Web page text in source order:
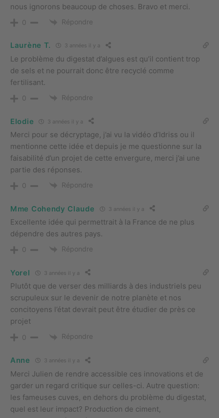
nous ignorons beaucoup de choses. Bravo et merci.
0 Répondre
Laurène T. 3 années il y a
Le problème du digestat d’algues est qu’il contient trop
de sels et ne pourrait donc être recyclé comme
fertilisant.
0 Répondre
Elodie 3 années il y a
Merci pour se décryptage, j’ai vu la vidéo d’Idriss ou il
mentionne cette idée et depuis je me questionne sur la
faisabilité d’un projet de cette envergure, merci j’ai une
partie des réponses.
0 Répondre
Mme Cohendy Claude 3 années il y a
Excellente idée qui permettrait à la France de ne plus
dépendre des autres pays.
0 Répondre
Yorel 3 années il y a
Plutôt que de verser des milliards à des industriels peu
scrupuleux sur le devenir de notre planète et nos
concitoyens l’état devrait peut être étudier de près ce
projet
0 Répondre
Anne 3 années il y a
Merci Julien de rendre accessible ces innovations et de
garder un regard critique sur celles-ci. Autre question:
les fameuses cuves, en dehors du problème du digestat,
quel est leur impact? Production de ciment,